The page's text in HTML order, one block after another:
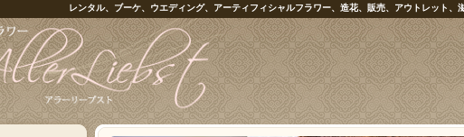
レンタル、ブーケ、ウエディング、アーティフィシャルフラワー、造花、販売、アウトレット、